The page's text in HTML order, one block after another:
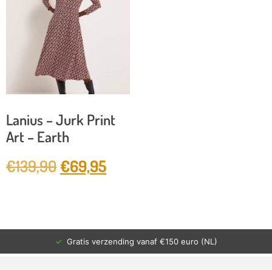
Lanius – Jurk Print
Art – Earth
€139,90€69,95
✓ Gratis verzending vanaf €150 euro (NL)